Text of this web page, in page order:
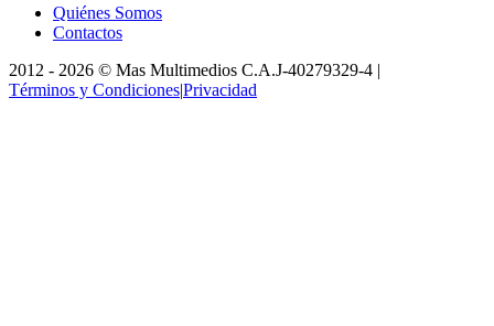
Quiénes Somos
Contactos
2012 - 2026 © Mas Multimedios C.A.J-40279329-4 |
Términos y Condiciones|Privacidad